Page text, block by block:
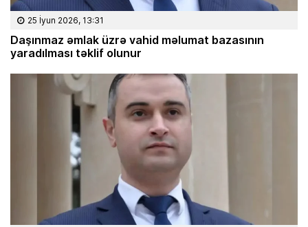
25 İyun 2026, 13:31
Daşınmaz əmlak üzrə vahid məlumat bazasının
yaradılması təklif olunur